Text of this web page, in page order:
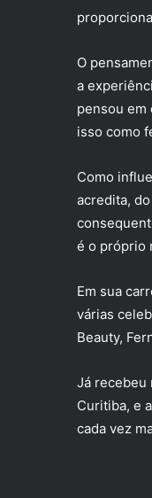
O
a
pensou em
isso como
Como
acredita,
é o próprio
Em sua
várias
Beauty,
Já recebeu
Curitiba, e
cada vez